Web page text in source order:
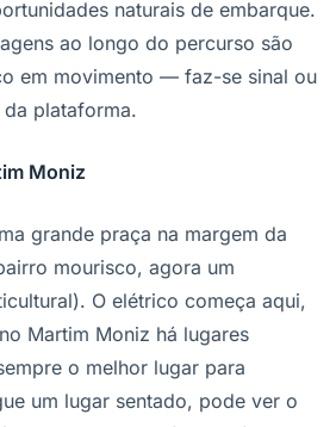
naturais de embarque.
ao longo do percurso são
em movimento — faz-se sinal ou
plataforma.
Moniz
grande praça na margem da
mourisco, agora um
O elétrico começa aqui,
Martim Moniz há lugares
o melhor lugar para
um lugar sentado, pode ver o